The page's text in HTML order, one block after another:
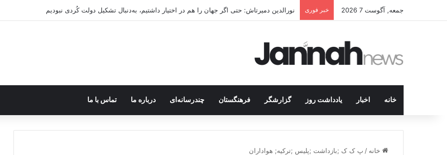
جمعه, آگوست 7 2026 خبر فوری نورالدین دمیرتاش: حتی اگر جهان را هم در اختیار داشتیم، به‌دنبال تشکیل دولت کُردی نبودیم
خانه اخبار یادداشت روز گزارشگر فرهنگستان چندرسانه‌ای درباره ما تماس با ما
خانه / پ ک ک ;بازداشت ;پلیس ;ترکیه; هواداران